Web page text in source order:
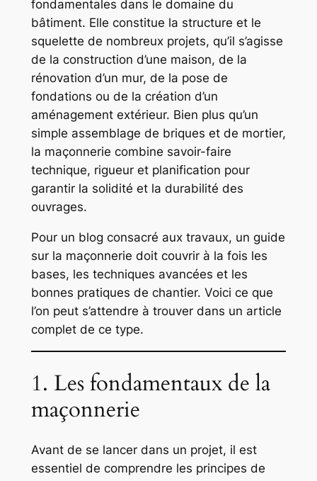
fondamentales dans le domaine du
bâtiment. Elle constitue la structure et le
squelette de nombreux projets, qu’il s’agisse
de la construction d’une maison, de la
rénovation d’un mur, de la pose de
fondations ou de la création d’un
aménagement extérieur. Bien plus qu’un
simple assemblage de briques et de mortier,
la maçonnerie combine savoir-faire
technique, rigueur et planification pour
garantir la solidité et la durabilité des
ouvrages.
Pour un blog consacré aux travaux, un guide
sur la maçonnerie doit couvrir à la fois les
bases, les techniques avancées et les
bonnes pratiques de chantier. Voici ce que
l’on peut s’attendre à trouver dans un article
complet de ce type.
1. Les fondamentaux de la
maçonnerie
Avant de se lancer dans un projet, il est
essentiel de comprendre les principes de